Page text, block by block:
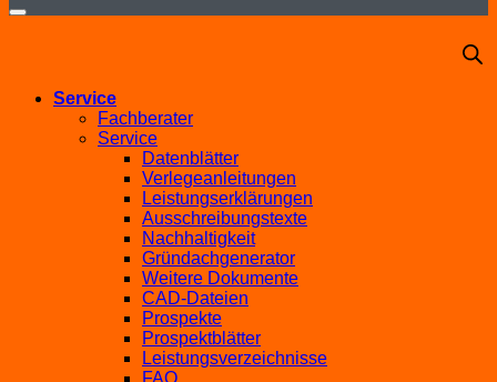
Service
Fachberater
Service
Datenblätter
Verlegeanleitungen
Leistungserklärungen
Ausschreibungstexte
Nachhaltigkeit
Gründachgenerator
Weitere Dokumente
CAD-Dateien
Prospekte
Prospektblätter
Leistungsverzeichnisse
FAQ